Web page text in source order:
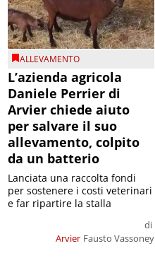
ALLEVAMENTO
L’azienda agricola
Daniele Perrier di
Arvier chiede aiuto
per salvare il suo
allevamento, colpito
da un batterio
Arvier
di
Fausto Vassoney
Lanciata una raccolta fondi
per sostenere i costi veterinari
e far ripartire la stalla